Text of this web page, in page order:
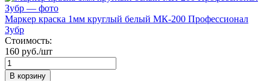
Маркер краска 1мм круглый белый МК-200 Профессионал
Зубр
Стоимость:
160 руб./шт
В корзину